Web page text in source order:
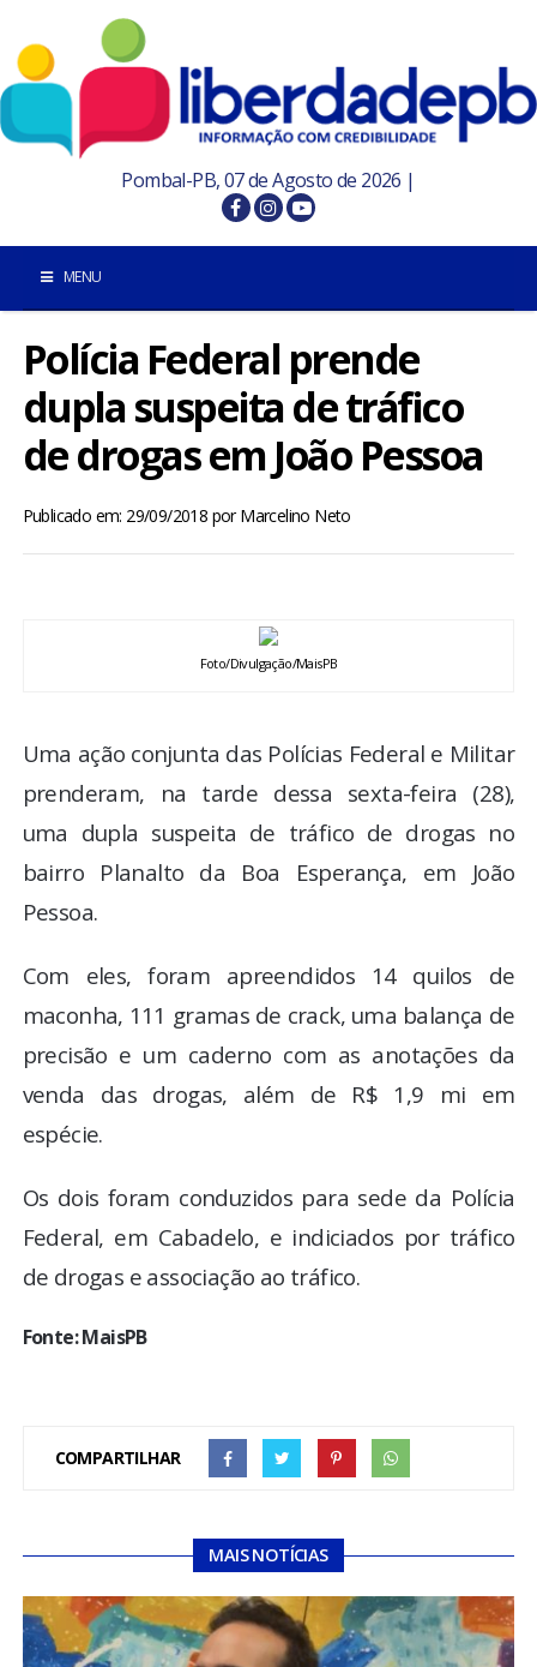
Pombal-PB, 07 de Agosto de 2026 |
MENU
INÍCIO
POMBAL E REGIÃO
BRASIL
ENTRETENIMENTO
ENQUETE
COLUNISTAS
Polícia Federal prende
dupla suspeita de tráfico
de drogas em João Pessoa
Publicado em: 29/09/2018 porMarcelino Neto
Foto/Divulgação/MaisPB
Uma ação conjunta das Polícias Federal e Militar
prenderam, na tarde dessa sexta-feira (28),
uma dupla suspeita de tráfico de drogas no
bairro Planalto da Boa Esperança, em João
Pessoa.
Com eles, foram apreendidos 14 quilos de
maconha, 111 gramas de crack, uma balança de
precisão e um caderno com as anotações da
venda das drogas, além de R$ 1,9 mi em
espécie.
Os dois foram conduzidos para sede da Polícia
Federal, em Cabadelo, e indiciados por tráfico
de drogas e associação ao tráfico.
Fonte: MaisPB
COMPARTILHAR
MAIS NOTÍCIAS